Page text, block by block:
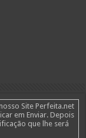
Site Perfeita.net
em Enviar. Depois
que lhe será